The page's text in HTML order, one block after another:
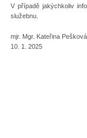
V případě jakýchkoliv
služebnu.
mjr. Mgr. Kateřina Pešková
10. 1. 2025